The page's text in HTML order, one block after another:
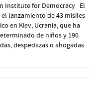
Institute for Democracy El
lanzamiento de 43 misiles
en Kiev, Ucrania, que ha
de niños y 190
despedazas o ahogadas